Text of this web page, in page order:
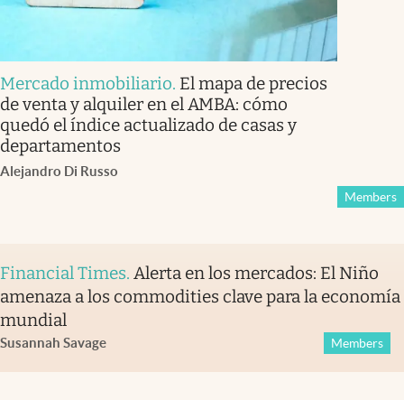
Mercado inmobiliario. El mapa de precios
de venta y alquiler en el AMBA: cómo
quedó el índice actualizado de casas y
departamentos
Alejandro Di Russo
Members
Financial Times. Alerta en los mercados: El Niño
amenaza a los commodities clave para la economía
mundial
Susannah Savage Members